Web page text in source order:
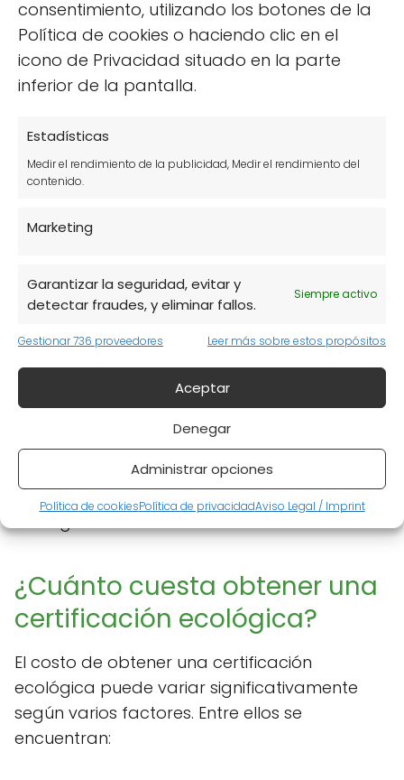
consentimiento, utilizando los botones de la
Política de cookies o haciendo clic en el
icono de Privacidad situado en la parte
inferior de la pantalla.
Estadísticas
Medir el rendimiento de la publicidad, Medir el rendimiento del
contenido.
Marketing
Garantizar la seguridad, evitar y
detectar fraudes, y eliminar fallos.
Siempre activo
Gestionar 736 proveedores Leer más sobre estos propósitos
Aceptar
Denegar
Administrar opciones
Política de cookiesPolítica de privacidadAviso Legal / Imprint
Europa, este sello se otorga a productos
que cumplen con estrictas normas
ambientales.
Demeter
agricultura biodinámica, este sello
producción.
sello asegura que los productos
locales.
tiene reconocimiento internacional y se
producción orgánica.
Conocer los sellos más reconocidos ayuda a
los consumidores a identificar fácilmente
productos que cumplen con criterios
¿Cuánto cuesta obtener una
certificación ecológica?
El costo de obtener una certificación
ecológica puede variar significativamente
según varios factores. Entre ellos se
encuentran: